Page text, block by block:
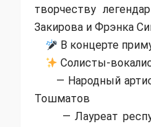
творчеству
Закирова и Фрэнка
В концерте
Солисты-
— Народный
Тошматов
— Лауреат